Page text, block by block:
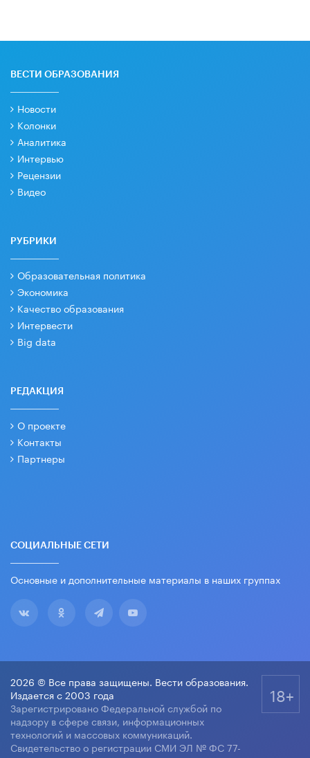
ВЕСТИ ОБРАЗОВАНИЯ
Новости
Колонки
Аналитика
Интервью
Рецензии
Видео
РУБРИКИ
Образовательная политика
Экономика
Качество образования
Интервести
Big data
РЕДАКЦИЯ
О проекте
Контакты
Партнеры
СОЦИАЛЬНЫЕ СЕТИ
Основные и дополнительные материалы в наших группах
2026 © Все права защищены. Вести образования.
Издается с 2003 года
Зарегистрировано Федеральной службой по
надзору в сфере связи, информационных
технологий и массовых коммуникаций.
Свидетельство о регистрации СМИ ЭЛ № ФС 77-
18+